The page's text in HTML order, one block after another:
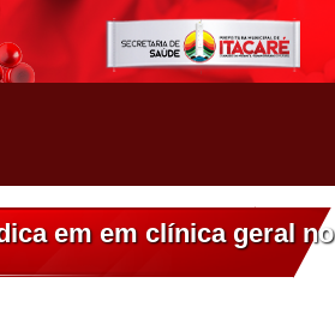
em em clínica geral no